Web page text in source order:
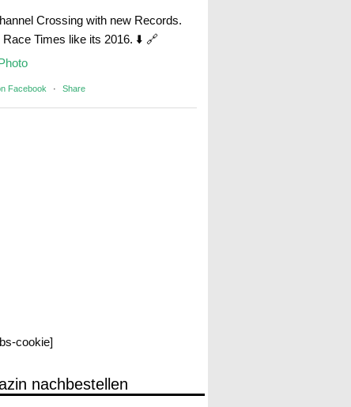
Crossing with new Records.
Race Times like its 2016. ⬇️ 🔗
Facebook · Share
cookie]
nachbestellen